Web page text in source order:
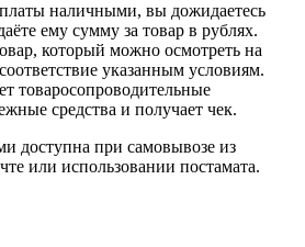
наличными, вы дожидаетесь
ему сумму за товар в рублях.
который можно осмотреть на
указанным условиям.
товаросопроводительные
средства и получает чек.
доступна при самовывозе из
или использовании постамата.